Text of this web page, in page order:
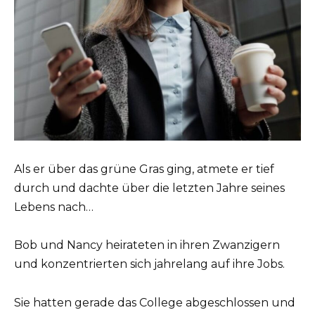
Als er über das grüne Gras ging, atmete er tief
durch und dachte über die letzten Jahre seines
Lebens nach…
Bob und Nancy heirateten in ihren Zwanzigern
und konzentrierten sich jahrelang auf ihre Jobs.
Sie hatten gerade das College abgeschlossen und